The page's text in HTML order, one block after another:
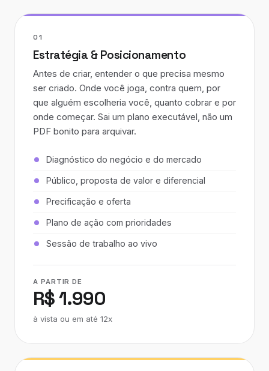
01
Estratégia & Posicionamento
Antes de criar, entender o que precisa mesmo
ser criado. Onde você joga, contra quem, por
que alguém escolheria você, quanto cobrar e por
onde começar. Sai um plano executável, não um
PDF bonito para arquivar.
Diagnóstico do negócio e do mercado
Público, proposta de valor e diferencial
Precificação e oferta
Plano de ação com prioridades
Sessão de trabalho ao vivo
A PARTIR DE
R$ 1.990
à vista ou em até 12x